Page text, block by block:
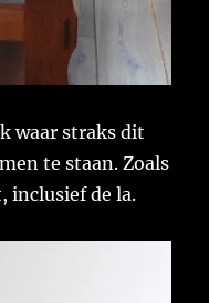
waar straks dit
te staan. Zoals
inclusief de la.